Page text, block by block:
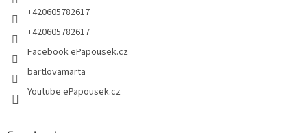
+420605782617
+420605782617
Facebook ePapousek.cz
bartlovamarta
Youtube ePapousek.cz